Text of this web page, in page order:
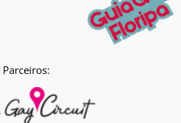
Parceiros: